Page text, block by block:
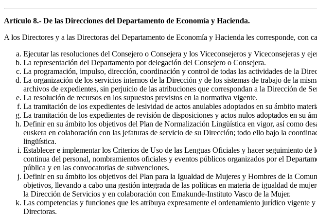
Artículo 8.- De las Direcciones del Departamento de Economía y Hacienda.
A los Directores y a las Directoras del Departamento de Economía y Hacienda les corresponde, con
Ejecutar las resoluciones del Consejero o Consejera y los Viceconsejeros y Viceconsejeras y
La representación del Departamento por delegación del Consejero o Consejera.
La programación, impulso, dirección, coordinación y control de todas las actividades de la
La organización de los servicios internos de la Dirección y de los sistemas de trabajo de la
archivos de expedientes, sin perjuicio de las atribuciones que correspondan a la Dirección de
La resolución de recursos en los supuestos previstos en la normativa vigente.
La tramitación de los expedientes de lesividad de actos anulables adoptados en su ámbito
La tramitación de los expedientes de revisión de disposiciones y actos nulos adoptados en su
Definir en su ámbito los objetivos del Plan de Normalización Lingüística en vigor, así como
euskera en colaboración con las jefaturas de servicio de su Dirección; todo ello bajo la
lingüística.
Establecer e implementar los Criterios de Uso de las Lenguas Oficiales y hacer seguimiento
continua del personal, nombramientos oficiales y eventos públicos organizados por el
pública y en las convocatorias de subvenciones.
Definir en su ámbito los objetivos del Plan para la Igualdad de Mujeres y Hombres de la
objetivos, llevando a cabo una gestión integrada de las políticas en materia de igualdad de
la Dirección de Servicios y en colaboración con Emakunde-Instituto Vasco de la Mujer.
Las competencias y funciones que les atribuya expresamente el ordenamiento jurídico
Directoras.